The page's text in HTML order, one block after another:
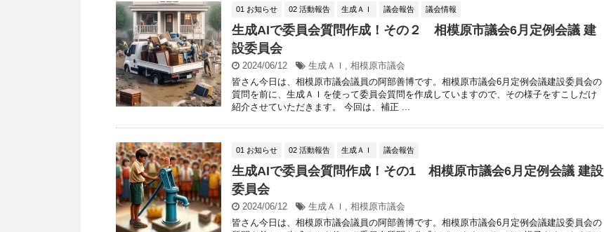
01 お知らせ 02 活動報告 生成ＡＩ 議会報告 議会情報
生成AIで委員会質問作成！その２ 相模原市議会6月定例会議 建
設委員会
2024/06/12 生成ＡＩ , 相模原市議会
皆さん今日は、相模原市議会議員の阿部善博です。相模原市議会6月定例会議建設委員会の
質問を前に、生成ＡＩを使って委員会質問を作成していますので、その様子をすこしだけ
紹介させていただきます。 今回は、補正 ...
01 お知らせ 02 活動報告 生成ＡＩ 議会報告
生成AIで委員会質問作成！その1 相模原市議会6月定例会議 建設
委員会
2024/06/12 生成ＡＩ , 相模原市議会
皆さん今日は、相模原市議会議員の阿部善博です。相模原市議会6月定例会議建設委員会の